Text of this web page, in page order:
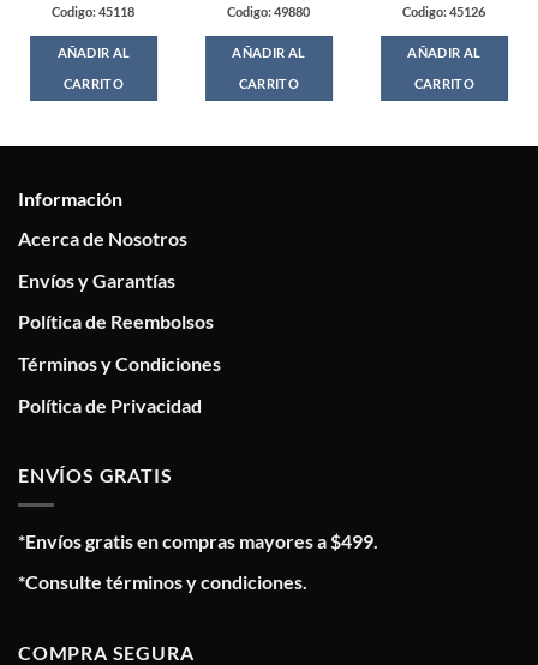
Codigo: 45118
AÑADIR AL
CARRITO
Codigo: 49880
AÑADIR AL
CARRITO
Codigo: 45126
AÑADIR AL
CARRITO
Información
Acerca de Nosotros
Envíos y Garantías
Política de Reembolsos
Términos y Condiciones
Política de Privacidad
ENVÍOS GRATIS
*Envíos gratis en compras mayores a $499.
*Consulte términos y condiciones.
COMPRA SEGURA